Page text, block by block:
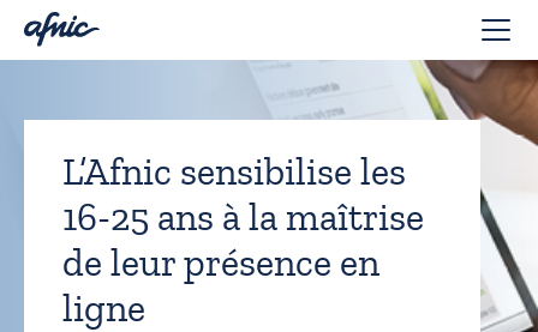
L’Afnic sensibilise les
16-25 ans à la maîtrise
de leur présence en
ligne
Panneau de gestion des cookies